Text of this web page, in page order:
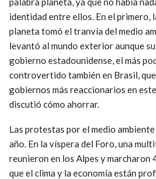
identidad entre ellos. En el primero,
planeta tomó el tranvía del medio
levantó al mundo exterior aunque
gobierno estadounidense, el más
controvertido también en Brasil,
gobiernos más reaccionarios en
discutió cómo ahorrar.
Las protestas por el medio
año. En la víspera del Foro, una
reunieron en los Alpes y
que el clima y la economía están